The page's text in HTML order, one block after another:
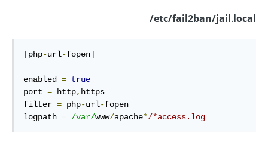
etc/fail2ban/jail.local/
[php-url-fopen]
enabled = true
port = http, https
filter = php-url-fopen
logpath = /var/www/apache*/*access.log